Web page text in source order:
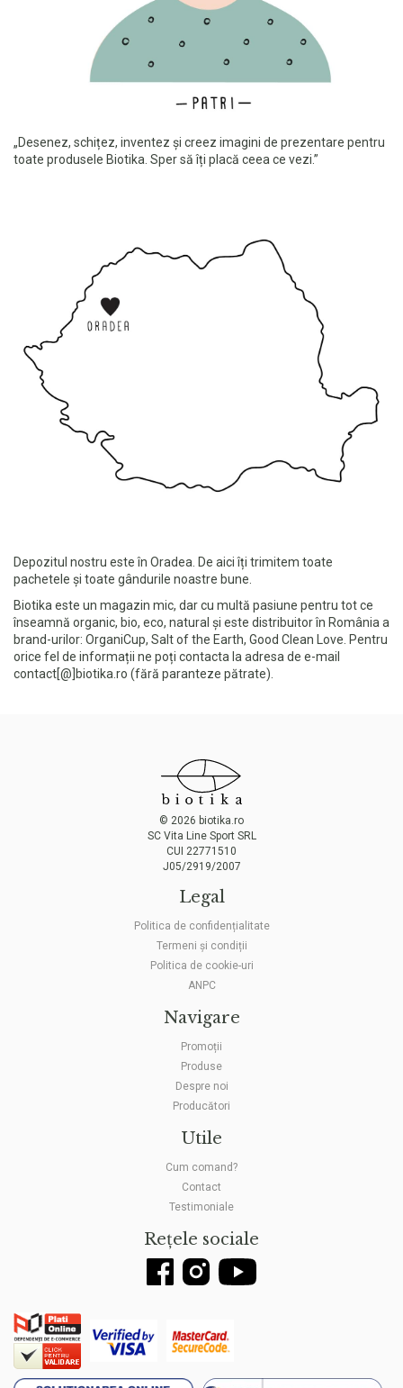
„Desenez, schițez, inventez și creez imagini de prezentare pentru
toate produsele Biotika. Sper să îți placă ceea ce vezi.”
Depozitul nostru este în Oradea. De aici îți trimitem toate
pachetele și toate gândurile noastre bune.
Biotika este un magazin mic, dar cu multă pasiune pentru tot ce
înseamnă organic, bio, eco, natural și este distribuitor în România a
brand-urilor: OrganiCup, Salt of the Earth, Good Clean Love. Pentru
orice fel de informații ne poți contacta la adresa de e-mail
contact[@]biotika.ro (fără paranteze pătrate).
© 2026 biotika.ro
SC Vita Line Sport SRL
CUI 22771510
J05/2919/2007
Legal
Politica de confidențialitate
Termeni și condiții
Politica de cookie-uri
ANPC
Navigare
Promoții
Produse
Despre noi
Producători
Utile
Cum comand?
Contact
Testimoniale
Rețele sociale